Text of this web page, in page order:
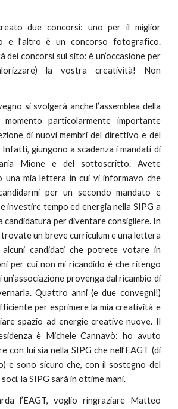
due concorsi: uno per il miglior
e l’altro è un concorso fotografico.
dei concorsi sul sito: è un’occasione per
la vostra creatività! Non
si svolgerà anche l’assemblea della
particolarmente importante
di nuovi membri del direttivo e del
giungono a scadenza i mandati di
Mione e del sottoscritto. Avete
una mia lettera in cui vi informavo che
per un secondo mandato e
investire tempo ed energia nella SIPG a
candidatura per diventare consigliere. In
un breve curriculum e una lettera
candidati che potrete votare in
per cui non mi ricandido è che ritengo
provenga dal ricambio di
Quattro anni (e due convegni!)
per esprimere la mia creatività e
spazio ad energie creative nuove. Il
è Michele Cannavò: ho avuto
con lui sia nella SIPG che nell’EAGT (di
e sono sicuro che, con il sostegno del
la SIPG sarà in ottime mani.
l’EAGT, voglio ringraziare Matteo